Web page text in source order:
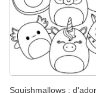
Squishmallows :